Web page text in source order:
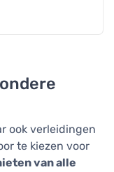
ook verleidingen
te kiezen voor
van alle